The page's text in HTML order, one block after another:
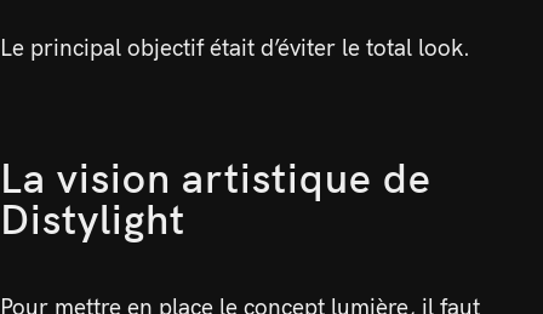
Le principal objectif était d’éviter le total look.
La vision artistique de
Distylight